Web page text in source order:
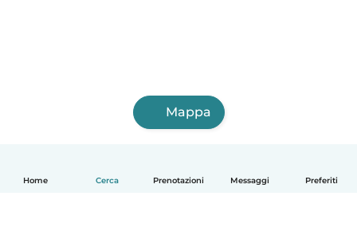
Home Cerca Prenotazioni Messaggi Preferiti
Mappa